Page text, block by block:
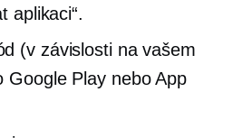
aplikaci“.
(v závislosti na vašem
Google Play nebo App